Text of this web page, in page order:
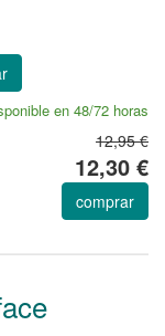
en 48/72 horas
12,95 €
12,30 €
comprar